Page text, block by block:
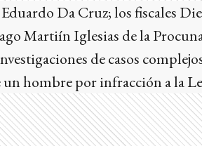
Da Cruz; los fiscales
Martiín Iglesias de la
de casos
hombre por infracción a la